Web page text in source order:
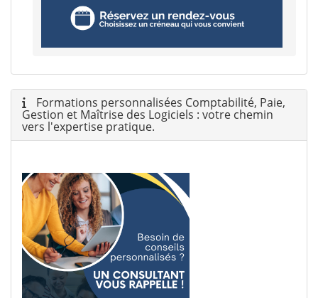
Formations personnalisées Comptabilité, Paie,
Gestion et Maîtrise des Logiciels : votre chemin
vers l'expertise pratique.